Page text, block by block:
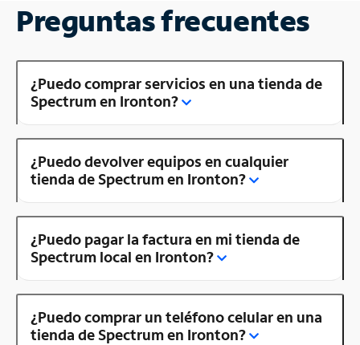
Preguntas frecuentes
¿Puedo comprar servicios en una tienda de
Spectrum en Ironton?
¿Puedo devolver equipos en cualquier
tienda de Spectrum en Ironton?
¿Puedo pagar la factura en mi tienda de
Spectrum local en Ironton?
¿Puedo comprar un teléfono celular en una
tienda de Spectrum en Ironton?